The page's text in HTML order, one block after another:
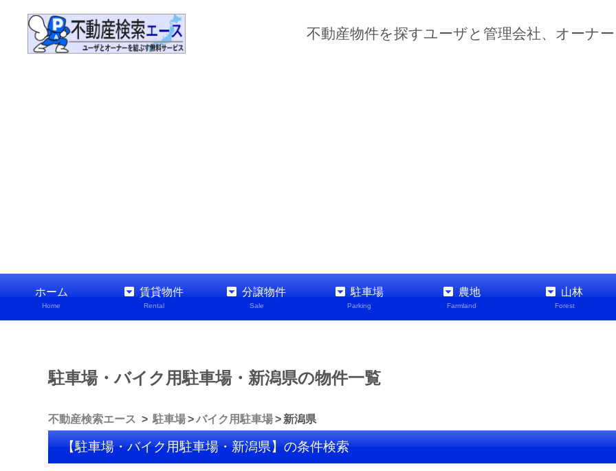
不動産物件を探すユーザと管理会社、オーナ
ホーム
Home
賃貸物件
Rental
分譲物件
Sale
駐車場
Parking
農地
Farmland
山林
Forest
駐車場・バイク用駐車場・新潟県の物件一覧
不動産検索エース 駐車場 バイク用駐車場 新潟県
【駐車場・バイク用駐車場・新潟県】の条件検索